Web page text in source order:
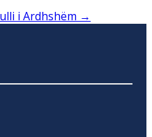
i Ardhshëm →